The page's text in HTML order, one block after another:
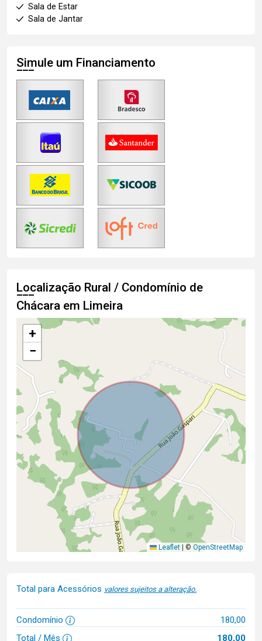
Sala de Estar
Sala de Jantar
Simule um Financiamento
Localização Rural / Condomínio de
Chácara em Limeira
+
−
Leaflet © OpenStreetMap
Total para Acessórios valores sujeitos a alteração.
Condomínio
180,00
Total / Mês
180,00